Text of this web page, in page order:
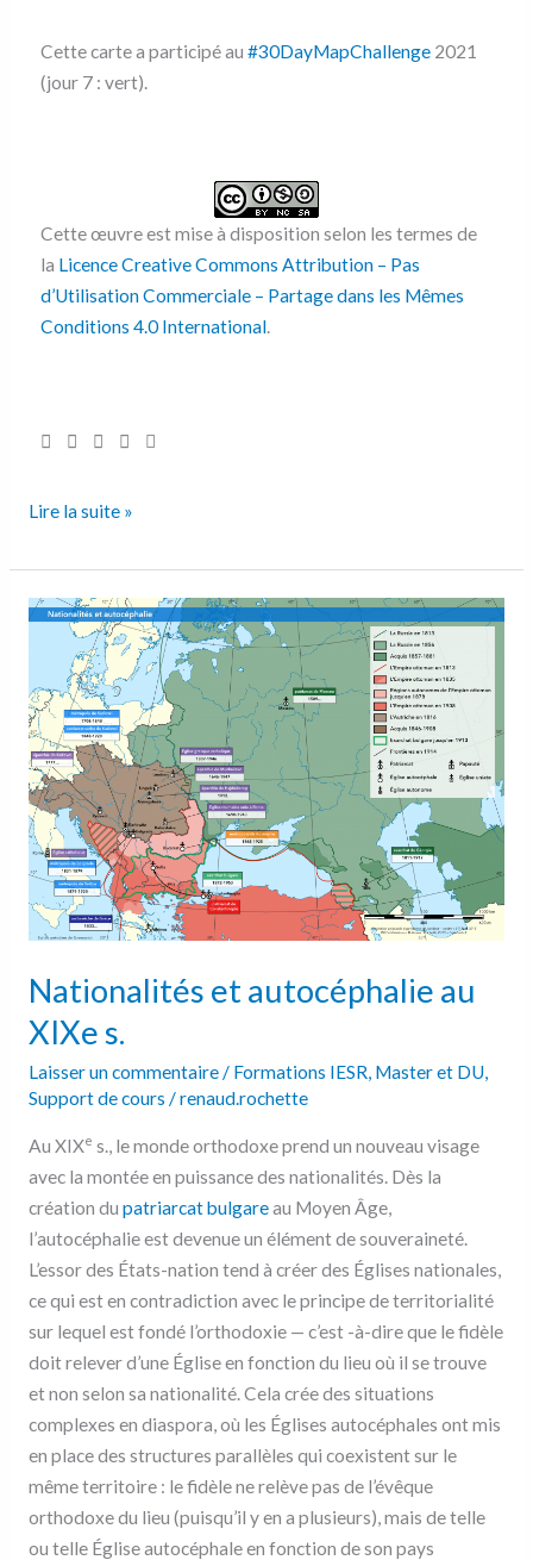
Cette carte a participé au #30DayMapChallenge2021
(jour 7 : vert).
Cette œuvre est mise à disposition selon les termes de
la Licence Creative Commons Attribution – Pas
d’Utilisation Commerciale – Partage dans les Mêmes
Conditions 4.0 International.
Lire la suite »
Nationalités et autocéphalie au
XIXe s.
Laisser un commentaire/ Formations IESR, Master et DU,
Support de cours /renaud.rochette
Au XIXe s., le monde orthodoxe prend un nouveau visage
avec la montée en puissance des nationalités. Dès la
création du patriarcat bulgareau Moyen Âge,
l’autocéphalie est devenue un élément de souveraineté.
L’essor des États-nation tend à créer des Églises nationales,
ce qui est en contradiction avec le principe de territorialité
sur lequel est fondé l’orthodoxie — c’est -à-dire que le fidèle
doit relever d’une Église en fonction du lieu où il se trouve
et non selon sa nationalité. Cela crée des situations
complexes en diaspora, où les Églises autocéphales ont mis
en place des structures parallèles qui coexistent sur le
même territoire : le fidèle ne relève pas de l’évêque
orthodoxe du lieu (puisqu’il y en a plusieurs), mais de telle
ou telle Église autocéphale en fonction de son pays
Nationalités
autocéphalie
au
XIXe
s.